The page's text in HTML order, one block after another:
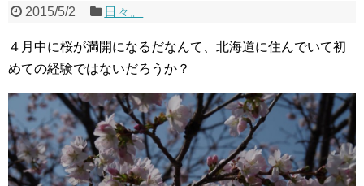
2015/5/2 日々。
４月中に桜が満開になるだなんて、北海道に住んでいて初
めての経験ではないだろうか？